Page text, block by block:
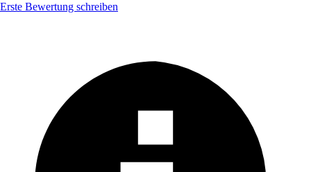
Erste Bewertung schreiben